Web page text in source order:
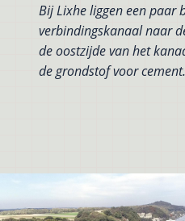
Bij Lixhe liggen een paar
verbindingskanaal naar
de oostzijde van het
de grondstof voor cement.